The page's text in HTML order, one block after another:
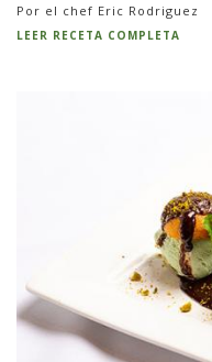
Por el chef Eric Rodriguez
LEER RECETA COMPLETA